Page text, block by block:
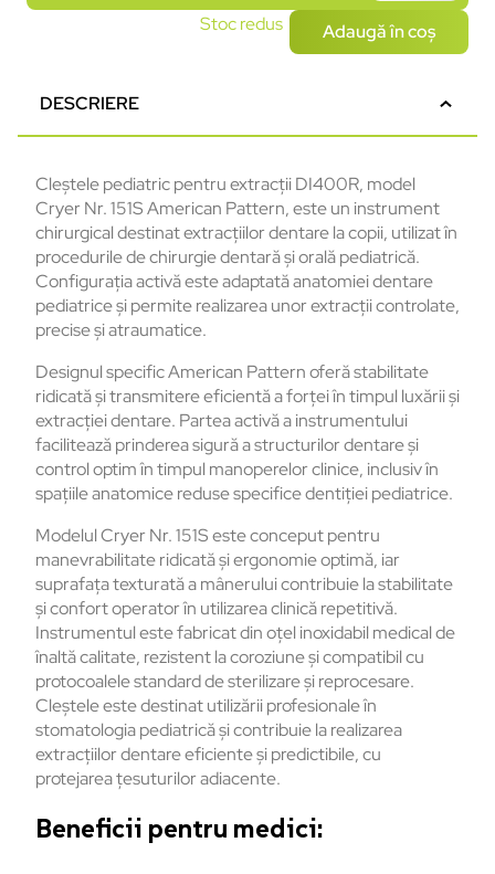
Stoc redus Adaugă în coș
DESCRIERE
Cleștele pediatric pentru extracții DI400R, model
Cryer Nr. 151S American Pattern, este un instrument
chirurgical destinat extracțiilor dentare la copii, utilizat în
procedurile de chirurgie dentară și orală pediatrică.
Configurația activă este adaptată anatomiei dentare
pediatrice și permite realizarea unor extracții controlate,
precise și atraumatice.
Designul specific American Pattern oferă stabilitate
ridicată și transmitere eficientă a forței în timpul luxării și
extracției dentare. Partea activă a instrumentului
facilitează prinderea sigură a structurilor dentare și
control optim în timpul manoperelor clinice, inclusiv în
spațiile anatomice reduse specifice dentiției pediatrice.
Modelul Cryer Nr. 151S este conceput pentru
manevrabilitate ridicată și ergonomie optimă, iar
suprafața texturată a mânerului contribuie la stabilitate
și confort operator în utilizarea clinică repetitivă.
Instrumentul este fabricat din oțel inoxidabil medical de
înaltă calitate, rezistent la coroziune și compatibil cu
protocoalele standard de sterilizare și reprocesare.
Cleștele este destinat utilizării profesionale în
stomatologia pediatrică și contribuie la realizarea
extracțiilor dentare eficiente și predictibile, cu
protejarea țesuturilor adiacente.
Beneficii pentru medici: